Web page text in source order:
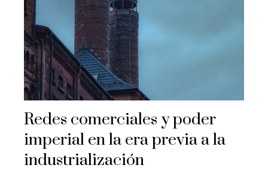
Redes comerciales y poder
imperial en la era previa a la
industrialización